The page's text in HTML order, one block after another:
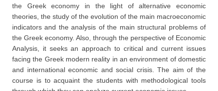
the Greek economy in the light of alternative economic
theories, the study of the evolution of the main macroeconomic
indicators and the analysis of the main structural problems of
the Greek economy. Also, through the perspective of Economic
Analysis, it seeks an approach to critical and current issues
facing the Greek modern reality in an environment of domestic
and international economic and social crisis. The aim of the
course is to acquaint the students with methodological tools